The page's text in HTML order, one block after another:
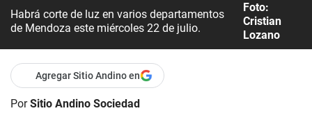
Habrá corte de luz en varios departamentos
de Mendoza este miércoles 22 de julio.
Foto:
Cristian
Lozano
Agregar Sitio Andino en
PorSitio Andino Sociedad